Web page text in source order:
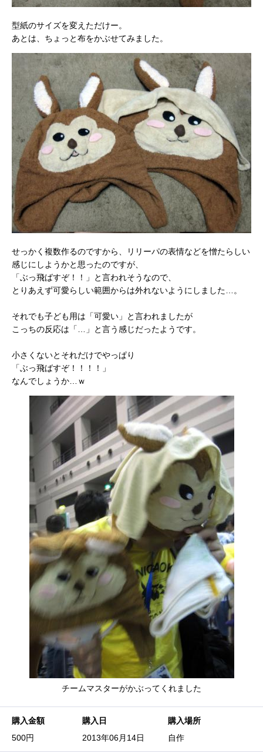
型紙のサイズを変えただけー。
あとは、ちょっと布をかぶせてみました。
せっかく複数作るのですから、リリーパの表情などを憎たらしい
感じにしようかと思ったのですが、
「ぶっ飛ばすぞ！！」と言われそうなので、
とりあえず可愛らしい範囲からは外れないようにしました…。
それでも子ども用は「可愛い」と言われましたが
こっちの反応は「…」と言う感じだったようです。
小さくないとそれだけでやっぱり
「ぶっ飛ばすぞ！！！！」
なんでしょうか…ｗ
チームマスターがかぶってくれました
購入金額
500円
購入日
2013年06月14日
購入場所
自作